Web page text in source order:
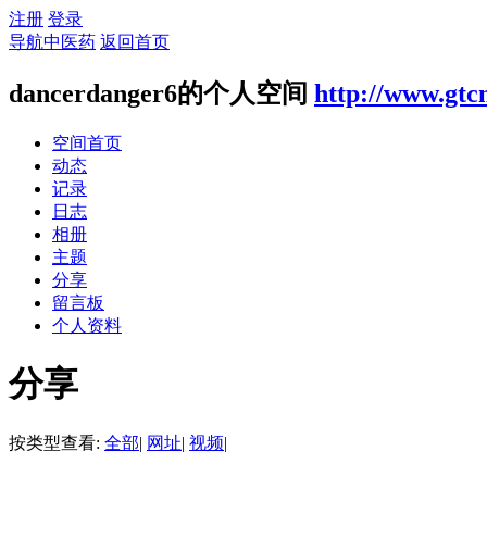
注册 登录
导航中医药 返回首页
dancerdanger6的个人空间 http://
空间首页
动态
记录
日志
相册
主题
分享
留言板
个人资料
分享
按类型查看: 全部| 网址| 视频|